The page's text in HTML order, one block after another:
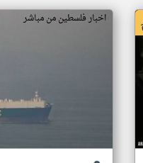
اخبار فلسطين من مباشر